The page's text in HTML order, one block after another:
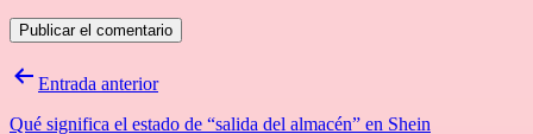
Navegación
Entrada anterior
Qué significa el estado de “salida del almacén” en Shein